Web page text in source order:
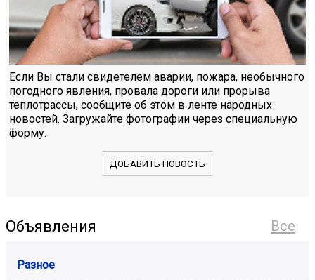
Если Вы стали свидетелем аварии, пожара, необычного
погодного явления, провала дороги или прорыва
теплотрассы, сообщите об этом в ленте народных
новостей. Загружайте фотографии через специальную
форму.
ДОБАВИТЬ НОВОСТЬ
Все
Объявления
Разное